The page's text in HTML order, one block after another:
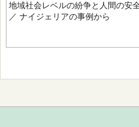
地域社会レベルの紛争と人間の安
／ ナイジェリアの事例から